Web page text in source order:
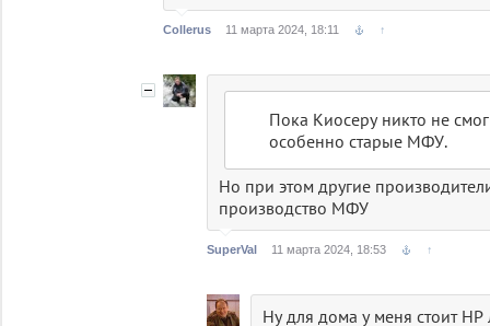
Collerus 11 марта 2024, 18:11 ↑
Пока Киосеру никто не
особенно старые МФУ.
Но при этом другие
производство МФУ
SuperVal 11 марта 2024, 18:53 ↑
Ну для дома у меня стоит НР